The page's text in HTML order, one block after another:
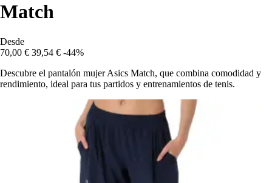
Match
Desde
70,00 € 39,54 € -44%
Descubre el pantalón mujer Asics Match, que combina comodidad y
rendimiento, ideal para tus partidos y entrenamientos de tenis.